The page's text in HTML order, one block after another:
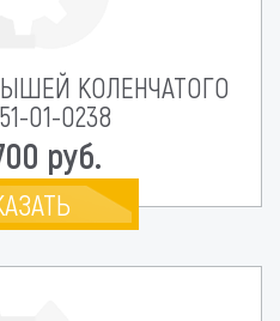
КОЛЕНЧАТОГО
01-0238
руб.